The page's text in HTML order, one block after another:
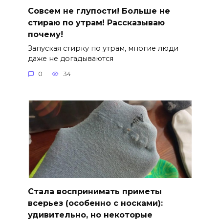
Совсем не глупости! Больше не
стираю по утрам! Рассказываю
почему!
Запуская стирку по утрам, многие люди
даже не догадываются
0 34
Стала воспринимать приметы
всерьез (особенно с носками):
удивительно, но некоторые